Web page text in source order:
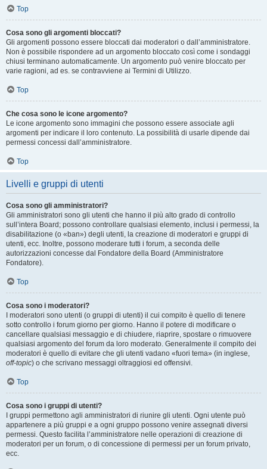
Top
Cosa sono gli argomenti bloccati?
Gli argomenti possono essere bloccati dai moderatori o dall’amministratore.
Non è possibile rispondere ad un argomento bloccato così come i sondaggi
chiusi terminano automaticamente. Un argomento può venire bloccato per
varie ragioni, ad es. se contravviene ai Termini di Utilizzo.
Top
Che cosa sono le icone argomento?
Le icone argomento sono immagini che possono essere associate agli
argomenti per indicare il loro contenuto. La possibilità di usarle dipende dai
permessi concessi dall’amministratore.
Top
Livelli e gruppi di utenti
Cosa sono gli amministratori?
Gli amministratori sono gli utenti che hanno il più alto grado di controllo
sull’intera Board; possono controllare qualsiasi elemento, inclusi i permessi, la
disabilitazione (o «ban») degli utenti, la creazione di moderatori e gruppi di
utenti, ecc. Inoltre, possono moderare tutti i forum, a seconda delle
autorizzazioni concesse dal Fondatore della Board (Amministratore
Fondatore).
Top
Cosa sono i moderatori?
I moderatori sono utenti (o gruppi di utenti) il cui compito è quello di tenere
sotto controllo i forum giorno per giorno. Hanno il potere di modificare o
cancellare qualsiasi messaggio e di chiudere, riaprire, spostare o rimuovere
qualsiasi argomento del forum da loro moderato. Generalmente il compito dei
moderatori è quello di evitare che gli utenti vadano «fuori tema» (in inglese,
off-topic) o che scrivano messaggi oltraggiosi ed offensivi.
Top
Cosa sono i gruppi di utenti?
I gruppi permettono agli amministratori di riunire gli utenti. Ogni utente può
appartenere a più gruppi e a ogni gruppo possono venire assegnati diversi
permessi. Questo facilita l’amministratore nelle operazioni di creazione di
moderatori per un forum, o di concessione di permessi per un forum privato,
ecc.